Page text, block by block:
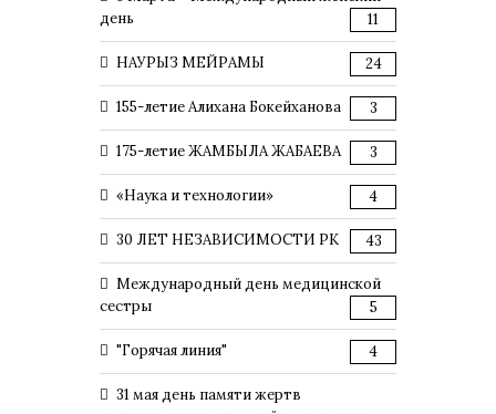
день
11
НАУРЫЗ МЕЙРАМЫ 24
155-летие Алихана Бокейханова 3
175-летие ЖАМБЫЛА ЖАБАЕВА 3
«Наука и технологии» 4
30 ЛЕТ НЕЗАВИСИМОСТИ РК 43
Международный день медицинской
сестры
5
"Горячая линия" 4
31 мая день памяти жертв